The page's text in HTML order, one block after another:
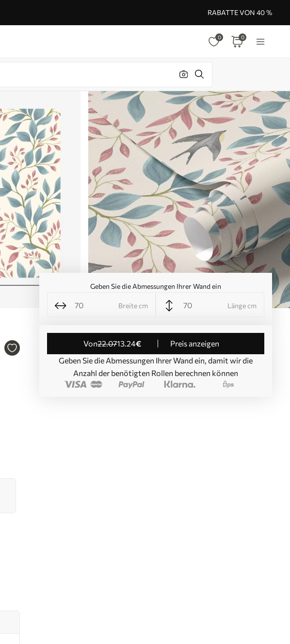
RABATTE VON 40 %
0 0
Geben Sie die Abmessungen Ihrer Wand ein
Breite cm Länge cm
von22.0713.24€
Preis anzeigen
Geben Sie die Abmessungen Ihrer Wand ein, damit wir die
Anzahl der benötigten Rollen berechnen können